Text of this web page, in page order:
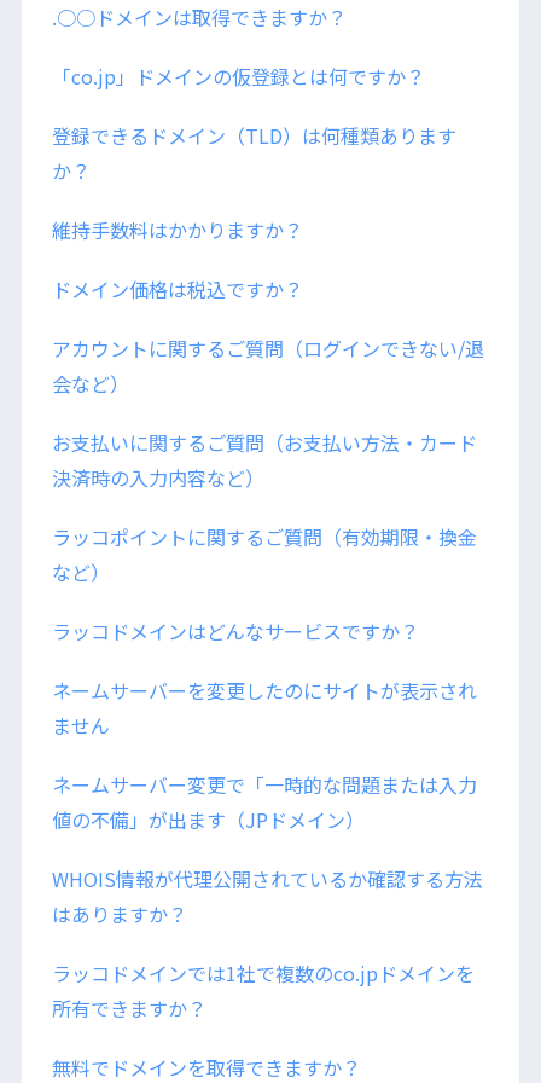
.○○ドメインは取得できますか？
「co.jp」ドメインの仮登録とは何ですか？
登録できるドメイン（TLD）は何種類あります
か？
維持手数料はかかりますか？
ドメイン価格は税込ですか？
アカウントに関するご質問（ログインできない/退
会など）
お支払いに関するご質問（お支払い方法・カード
決済時の入力内容など）
ラッコポイントに関するご質問（有効期限・換金
など）
ラッコドメインはどんなサービスですか？
ネームサーバーを変更したのにサイトが表示され
ません
ネームサーバー変更で「一時的な問題または入力
値の不備」が出ます（JPドメイン）
WHOIS情報が代理公開されているか確認する方法
はありますか？
ラッコドメインでは1社で複数のco.jpドメインを
所有できますか？
無料でドメインを取得できますか？